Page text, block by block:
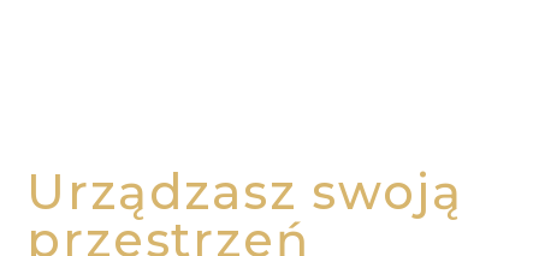
Urządzasz swoją
przestrzeń